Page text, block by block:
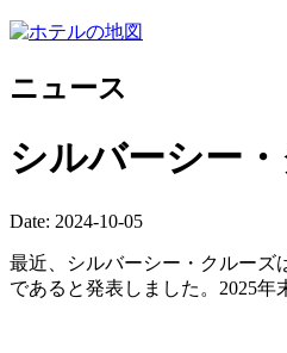
ニュース
シルバーシー
Date: 2024-10-05
最近、シルバーシー・クルーズ
であると発表しました。2025年